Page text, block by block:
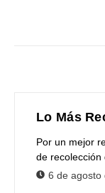
Lo Más
Por un mejor
de recolección
6 de agosto